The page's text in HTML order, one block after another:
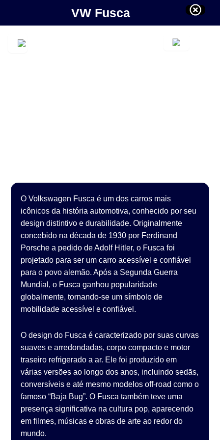
VW Fusca
O Volkswagen Fusca é um dos carros mais
icônicos da história automotiva, conhecido por seu
design distintivo e durabilidade. Originalmente
concebido na década de 1930 por Ferdinand
Porsche a pedido de Adolf Hitler, o Fusca foi
projetado para ser um carro acessível e confiável
para o povo alemão. Após a Segunda Guerra
Mundial, o Fusca ganhou popularidade
globalmente, tornando-se um símbolo de
mobilidade acessível e confiável.
O design do Fusca é caracterizado por suas curvas
suaves e arredondadas, corpo compacto e motor
traseiro refrigerado a ar. Ele foi produzido em
várias versões ao longo dos anos, incluindo sedãs,
conversíveis e até mesmo modelos off-road como o
famoso “Baja Bug”. O Fusca também teve uma
presença significativa na cultura pop, aparecendo
em filmes, músicas e obras de arte ao redor do
mundo.